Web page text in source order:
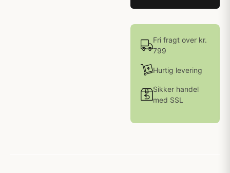
Fri fragt over kr.
799
Hurtig levering
Sikker handel
med SSL